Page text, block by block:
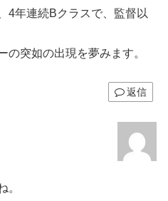
4年連続Bクラスで、監督以
の突如の出現を夢みます。
返信
。